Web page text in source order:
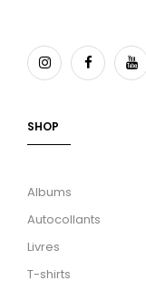
SHOP
Albums
Autocollants
Livres
T-shirts